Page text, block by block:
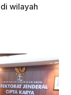
wilayah